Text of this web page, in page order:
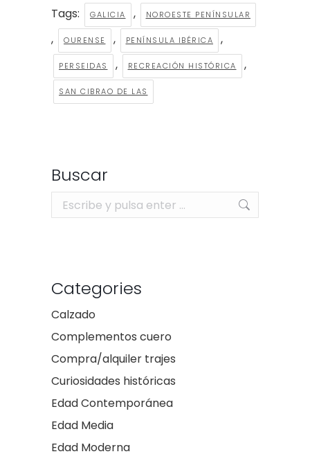
Tags: GALICIA , NOROESTE PENÍNSULAR
, OURENSE , PENÍNSULA IBÉRICA ,
PERSEIDAS , RECREACIÓN HISTÓRICA ,
SAN CIBRAO DE LAS
Buscar
Buscar:
Categories
Calzado
Complementos cuero
Compra/alquiler trajes
Curiosidades históricas
Edad Contemporánea
Edad Media
Edad Moderna